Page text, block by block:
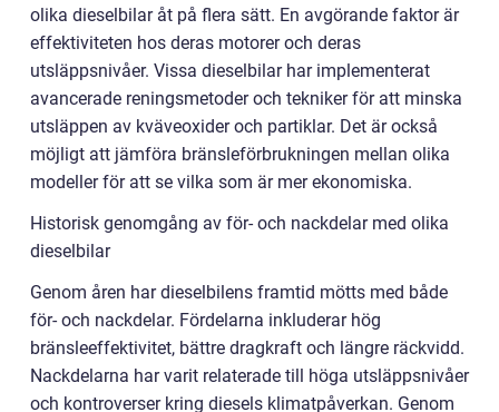
olika dieselbilar åt på flera sätt. En avgörande faktor är
effektiviteten hos deras motorer och deras
utsläppsnivåer. Vissa dieselbilar har implementerat
avancerade reningsmetoder och tekniker för att minska
utsläppen av kväveoxider och partiklar. Det är också
möjligt att jämföra bränsleförbrukningen mellan olika
modeller för att se vilka som är mer ekonomiska.
Historisk genomgång av för- och nackdelar med olika
dieselbilar
Genom åren har dieselbilens framtid mötts med både
för- och nackdelar. Fördelarna inkluderar hög
bränsleeffektivitet, bättre dragkraft och längre räckvidd.
Nackdelarna har varit relaterade till höga utsläppsnivåer
och kontroverser kring diesels klimatpåverkan. Genom